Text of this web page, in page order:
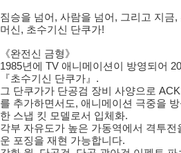
짐승을 넘어, 사람을 넘어, 그리고 지
머신, 초수기신 단쿠가!
《완전신 금형》
1985년에 TV 애니메이션이 방영되어
『초수기신 단쿠가』.
그 단쿠가가 단공검 장비 사양으로
를 추가하면서도, 애니메이션 극중을
한 스냅 킷 모델로서 입체화.
각부 자유도가 높은 가동역에서 격투
운 포징을 재현 가능합니다.